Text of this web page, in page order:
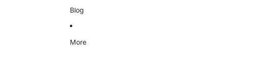
Blog
More